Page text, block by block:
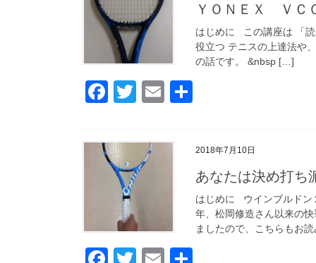
b
o
o
k
ＹＯＮＥＸ ＶＣ
はじめに この講座は 「読
役立つ テニスの上達法や
の話です。 &nbsp […]
F
c
e
b
o
k
T
tt
er
E
ail
2018年7月10日
あなたは決め打ち
はじめに ウインブルドン
年、松岡修造さん以来の
ましたので、こちらもお